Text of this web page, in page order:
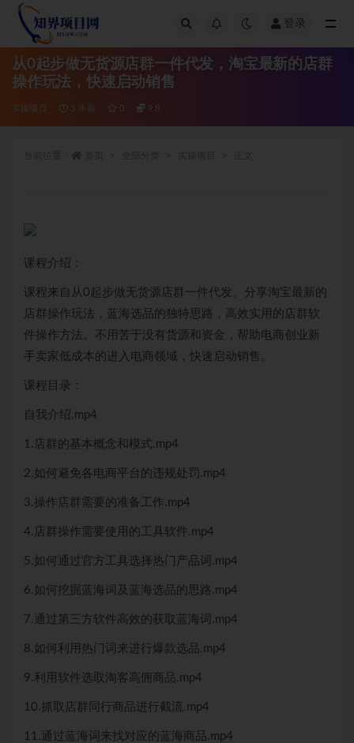
登录
从0起步做无货源店群一件代发，淘宝最新的店群
操作玩法，快速启动销售
实操项目 3 年前 0 9.8
课程介绍：
课程来自从0起步做无货源店群一件代发。分享淘宝最新的
店群操作玩法，蓝海选品的独特思路，高效实用的店群软
件操作方法。不用苦于没有货源和资金，帮助电商创业新
手卖家低成本的进入电商领域，快速启动销售。
课程目录：
自我介绍.mp4
1.店群的基本概念和模式.mp4
2.如何避免各电商平台的违规处罚.mp4
3.操作店群需要的准备工作.mp4
4.店群操作需要使用的工具软件.mp4
5.如何通过官方工具选择热门产品词.mp4
6.如何挖掘蓝海词及蓝海选品的思路.mp4
7.通过第三方软件高效的获取蓝海词.mp4
8.如何利用热门词来进行爆款选品.mp4
9.利用软件选取淘客高佣商品.mp4
10.抓取店群同行商品进行截流.mp4
11.通过蓝海词来找对应的蓝海商品.mp4